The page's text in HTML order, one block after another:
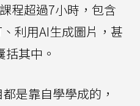
程超過7小時，包含
利用AI生成圖片，甚
括其中。
是靠自學學成的，